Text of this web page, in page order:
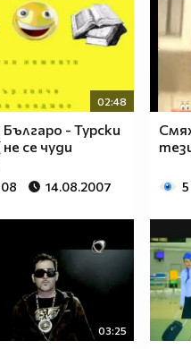
02:48
- Турски
се чуди
14.08.2007
03:25